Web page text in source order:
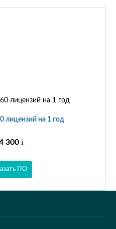
лицензий на 1 год
300 i
ПО